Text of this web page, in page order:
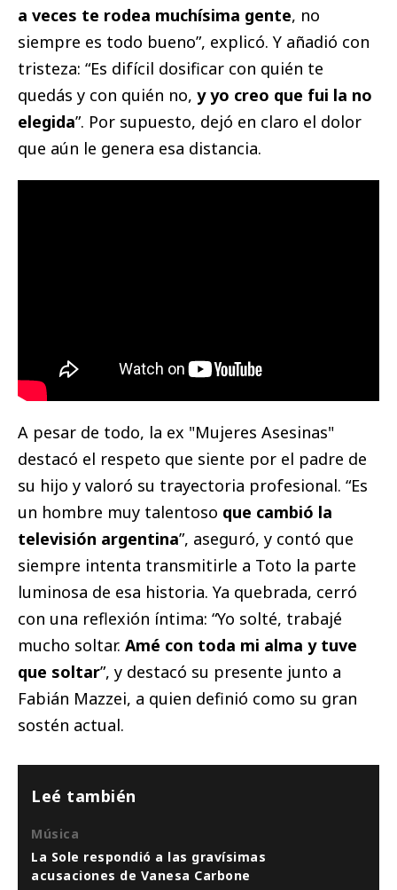
a veces te rodea muchísima gente, no
siempre es todo bueno”, explicó. Y añadió con
tristeza: “Es difícil dosificar con quién te
quedás y con quién no, y yo creo que fui la no
elegida”. Por supuesto, dejó en claro el dolor
que aún le genera esa distancia.
A pesar de todo, la ex "Mujeres Asesinas"
destacó el respeto que siente por el padre de
su hijo y valoró su trayectoria profesional. “Es
un hombre muy talentoso que cambió la
televisión argentina”, aseguró, y contó que
siempre intenta transmitirle a Toto la parte
luminosa de esa historia. Ya quebrada, cerró
con una reflexión íntima: “Yo solté, trabajé
mucho soltar. Amé con toda mi alma y tuve
que soltar”, y destacó su presente junto a
Fabián Mazzei, a quien definió como su gran
sostén actual.
Leé también
Música
La Sole respondió a las gravísimas
acusaciones de Vanesa Carbone